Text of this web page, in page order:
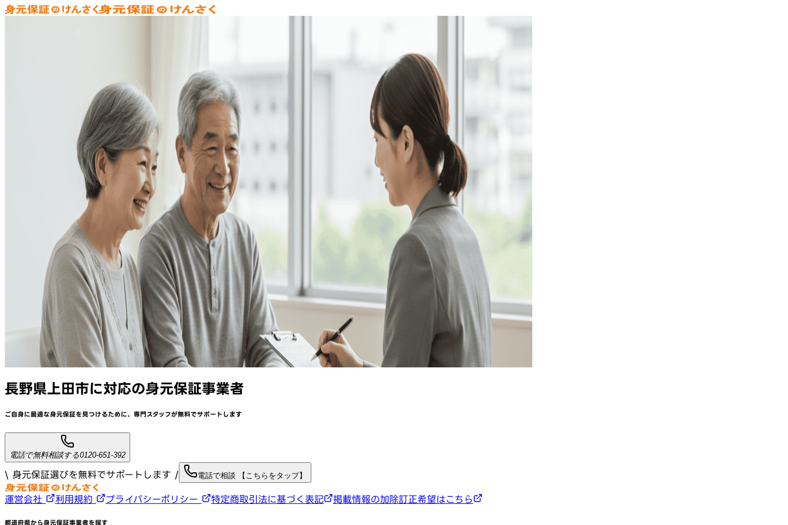
長野県上田市に対応の身元保証事業者
ご自身に最適な身元保証を見つけるために、 専門スタッフが無料でサポートします
電話で無料相談する0120-651-392
\ 身元保証選びを無料でサポートします / 電話で相談 【こちらをタップ】
運営会社 利用規約 プライバシーポリシー 特定商取引法に基づく表記 掲載情報の加除訂正希望はこちら
都道府県から身元保証事業者を探す